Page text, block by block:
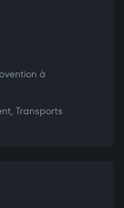
à
Transports